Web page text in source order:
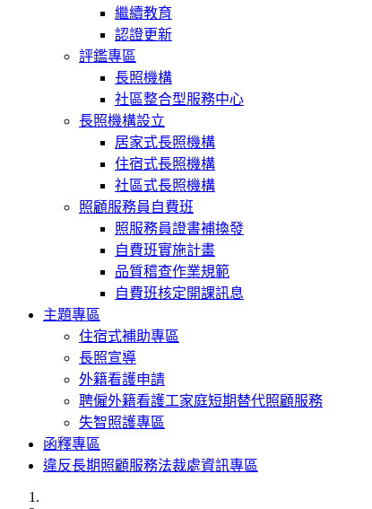
繼續教育
認證更新
評鑑專區
長照機構
社區整合型服務中心
長照機構設立
居家式長照機構
住宿式長照機構
社區式長照機構
照顧服務員自費班
照服務員證書補換發
自費班實施計畫
品質稽查作業規範
自費班核定開課訊息
主題專區
住宿式補助專區
長照宣導
外籍看護申請
聘僱外籍看護工家庭短期替代照顧服務
失智照護專區
函釋專區
違反長期照顧服務法裁處資訊專區